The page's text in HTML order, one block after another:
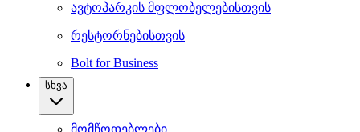
ავტოპარკის მფლობელებისთვის
რესტორნებისთვის
Bolt for Business
სხვა
მომწოდებლები